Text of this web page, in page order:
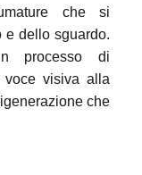
che si
e dello sguardo.
processo di
voce visiva alla
che